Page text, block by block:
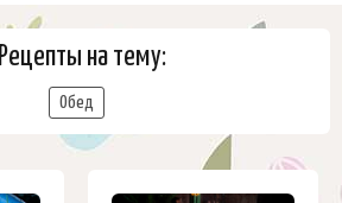
Рецепты на тему:
Обед